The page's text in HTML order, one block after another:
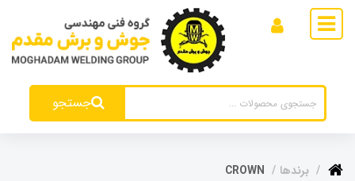
جستجو
برندها CROWN